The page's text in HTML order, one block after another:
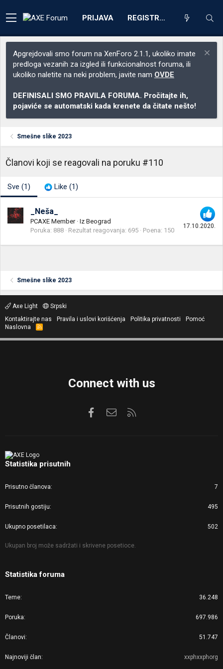
PRIJAVA REGISTRACIJA
Apgrejdovali smo forum na XenForo 2.1.1, ukoliko imate
predloga vezanih za izgled ili funkcionalnost foruma, ili
ukoliko naletite na neki problem, javite nam OVDE
DEFINISALI SMO PRAVILA FORUMA. Pročitajte ih,
pojaviće se automatski kada krenete da čitate nešto!
Smešne slike 2023
Članovi koji se reagovali na poruku #110
Sve (1) Like (1)
17.10.2020.
_Neša_
PCAXE Member · Iz Beograd
Poruka 888 Rezultat reagovanja 695 Poena 150
Smešne slike 2023
Axe Light
Srpski
Kontaktirajte nas
Pravila i uslovi korišćenja Politika privatnosti
Pomoć
Naslovna
R
S
Connect with us
FacebookKontaktirajte nas
Statistika prisutnih
Prisutno članova 7
Prisutnih gostiju 495
Ukupno posetilaca 502
Ukupan broj može sadržati i skrivene posetioce.
Statistika foruma
Teme 36.248
Poruka 697.986
Članovi 51.747
Najnoviji član xxphxxphorg